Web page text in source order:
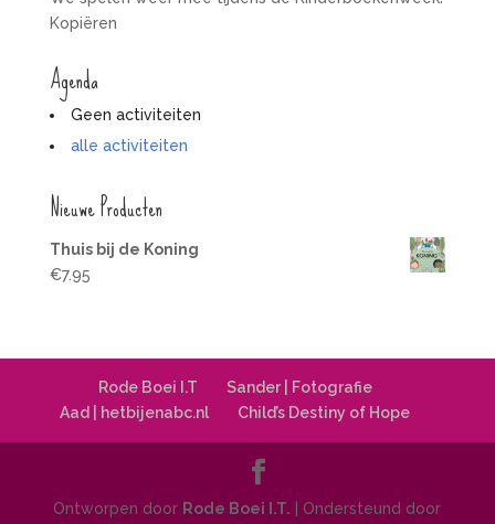
Kopiëren
Agenda
Geen activiteiten
alle activiteiten
Nieuwe Producten
Thuis bij de Koning
€7.95
Rode Boei I.T
Sander | Fotografie
Aad | hetbijenabc.nl
Child’s Destiny of Hope
Ontworpen door Rode Boei I.T. | Ondersteund door